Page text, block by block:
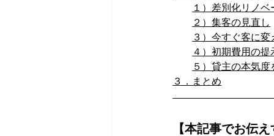
１）差別化リノベ
２）集客の見直し
３）今すぐ客に
４）初期費用の提
５）貸主の本気度
３．まとめ
【本記事でお伝